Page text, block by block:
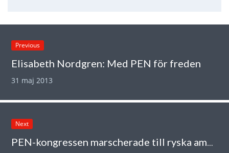
Previous
Elisabeth Nordgren: Med PEN för freden
31 maj 2013
Next
PEN-kongressen marscherade till ryska ambassaden